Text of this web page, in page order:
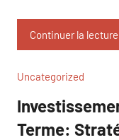
Continuer la lecture
Uncategorized
Terme: